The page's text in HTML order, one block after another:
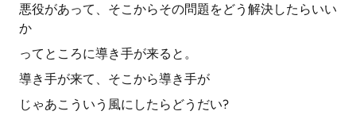
悪役があって、そこからその問題をどう解決したらいい
か
ってところに導き手が来ると。
導き手が来て、そこから導き手が
じゃあこういう風にしたらどうだい?